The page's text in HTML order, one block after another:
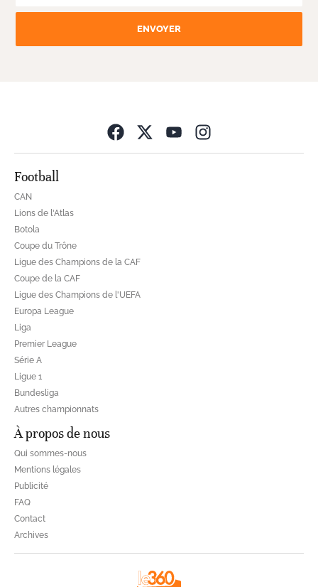
ENVOYER
Football
CAN
Lions de l'Atlas
Botola
Coupe du Trône
Ligue des Champions de la CAF
Coupe de la CAF
Ligue des Champions de l'UEFA
Europa League
Liga
Premier League
Série A
Ligue 1
Bundesliga
Autres championnats
À propos de nous
Qui sommes-nous
Mentions légales
Publicité
FAQ
Contact
Archives